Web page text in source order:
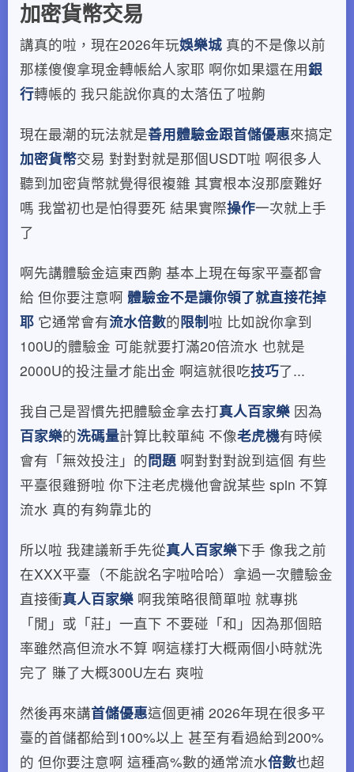
加密貨幣交易
講真的啦，現在2026年玩娛樂城 真的不是像以前
那樣傻傻拿現金轉帳給人家耶 啊你如果還在用銀
行轉帳的 我只能說你真的太落伍了啦齁
現在最潮的玩法就是善用體驗金跟首儲優惠來搞定
加密貨幣交易 對對對就是那個USDT啦 啊很多人
聽到加密貨幣就覺得很複雜 其實根本沒那麼難好
嗎 我當初也是怕得要死 結果實際操作一次就上手
了
啊先講體驗金這東西齁 基本上現在每家平臺都會
給 但你要注意啊 體驗金不是讓你領了就直接花掉
耶 它通常會有流水倍數的限制啦 比如說你拿到
100U的體驗金 可能就要打滿20倍流水 也就是
2000U的投注量才能出金 啊這就很吃技巧了...
我自己是習慣先把體驗金拿去打真人百家樂 因為
百家樂的洗碼量計算比較單純 不像老虎機有時候
會有「無效投注」的問題 啊對對對說到這個 有些
平臺很雞掰啦 你下注老虎機他會說某些 spin 不算
流水 真的有夠靠北的
所以啦 我建議新手先從真人百家樂下手 像我之前
在XXX平臺（不能說名字啦哈哈）拿過一次體驗金
直接衝真人百家樂 啊我策略很簡單啦 就專挑
「閒」或「莊」一直下 不要碰「和」因為那個賠
率雖然高但流水不算 啊這樣打大概兩個小時就洗
完了 賺了大概300U左右 爽啦
然後再來講首儲優惠這個更補 2026年現在很多平
臺的首儲都給到100%以上 甚至有看過給到200%
的 但你要注意啊 這種高%數的通常流水倍數也超